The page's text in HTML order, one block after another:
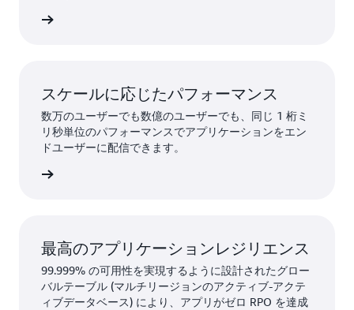
スケールに応じたパフォーマンス
数万のユーザーでも数億のユーザーでも、同じ 1 桁ミ
リ秒単位のパフォーマンスでアプリケーションをエン
ドユーザーに配信できます。
最高のアプリケーションレジリエンス
99.999% の可用性を実現するように設計されたグロー
バルテーブル (マルチリージョンのアクティブ-アクテ
ィブデータベース) により、アプリがゼロ RPO を達成